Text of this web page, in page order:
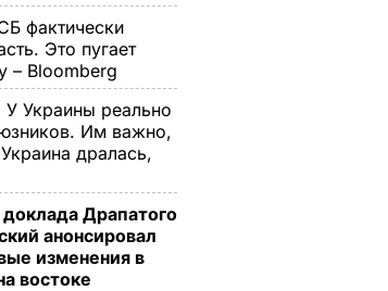
фактически
Это пугает
– Bloomberg
У Украины реально
Им важно,
дралась,
Драпатого
анонсировал
изменения в
востоке